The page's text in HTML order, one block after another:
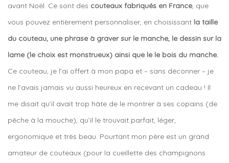
avant Noël. Ce sont des couteaux fabriqués en France, que
vous pouvez entièrement personnaliser, en choisissant la taille
du couteau, une phrase à graver sur le manche, le dessin sur la
lame (le choix est monstrueux) ainsi que le le bois du manche.
Ce couteau, je l’ai offert à mon papa et – sans déconner – je
ne l’avais jamais vu aussi heureux en recevant un cadeau ! Il
me disait qu’il avait trop hâte de le montrer à ses copains (de
pêche à la mouche), qu’il le trouvait parfait, léger,
ergonomique et très beau. Pourtant mon père est un grand
amateur de couteaux (pour la cueillette des champignons